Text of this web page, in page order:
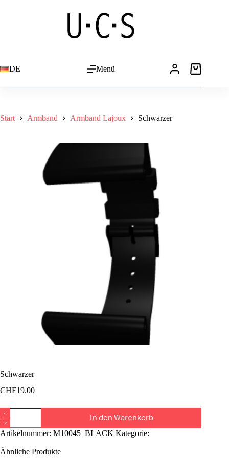
DE Menü Warenkorb
Start Armband Armband Lajoux Schwarzer
Schwarzer
CHF19.00
Schwarzer
Menge
In den Warenkorb
Artikelnummer: M10045_BLACK Kategorie:
Ähnliche Produkte